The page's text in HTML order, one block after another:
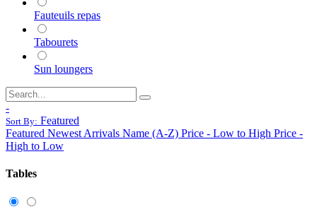
Fauteuils repas
Tabourets
Sun loungers
-
Sort By: Featured
Featured Newest Arrivals Name (A-Z) Price - Low to High Price -
High to Low
Tables